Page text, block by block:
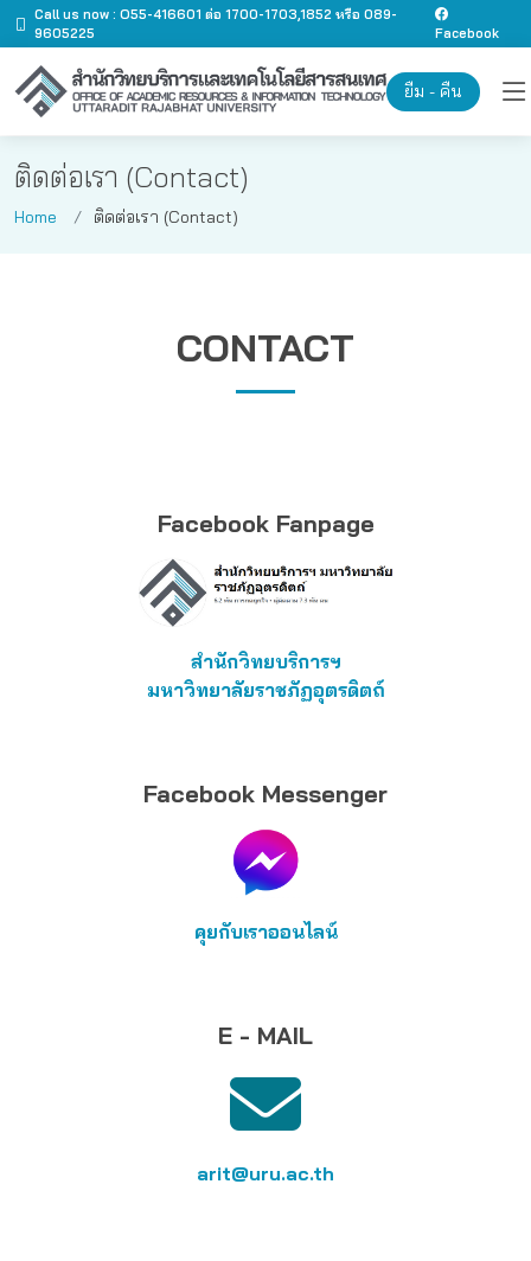
Call us now : O55-416601 ต่อ 1700-1703,1852 หรือ 089-
9605225
Facebook
ยืม - คืน
ติดต่อเรา (Contact)
Home ติดต่อเรา (Contact)
CONTACT
Facebook Fanpage
สำนักวิทยบริการฯ
มหาวิทยาลัยราชภัฏอุตรดิตถ์
Facebook Messenger
คุยกับเราออนไลน์
E - MAIL
arit@uru.ac.th